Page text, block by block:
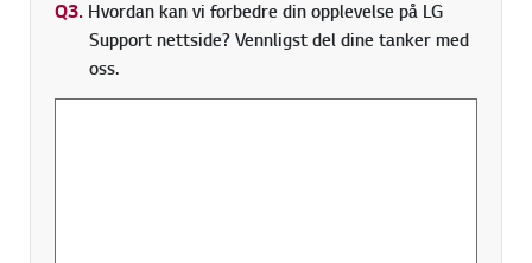
Q3. Hvordan kan vi forbedre din opplevelse på LG
Support nettside? Vennligst del dine tanker med
oss.